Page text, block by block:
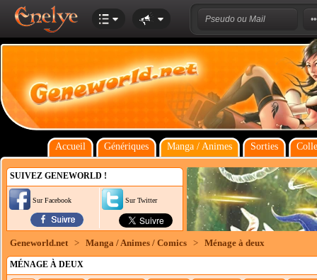
Accueil Génériques Manga / Animes Sorties
SUIVEZ GENEWORLD !
Sur Facebook Sur Twitter
Geneworld.net > Manga / Animes / Comics > Ménage à deux
MÉNAGE À DEUX